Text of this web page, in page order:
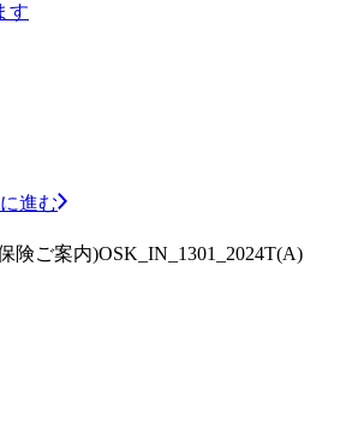
す
進む
険ご案内)OSK_IN_1301_2024T(A)